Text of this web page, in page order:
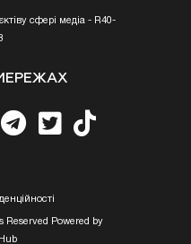
сфері медіа - R40-
Reserved Powered by